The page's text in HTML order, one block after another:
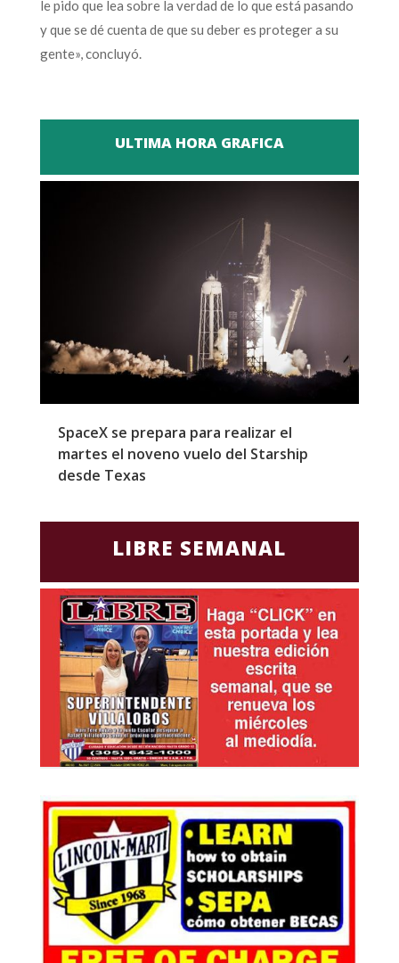
le pido que lea sobre la verdad de lo que está pasando
y que se dé cuenta de que su deber es proteger a su
gente», concluyó.
ULTIMA HORA GRAFICA
SpaceX se prepara para realizar el
martes el noveno vuelo del Starship
desde Texas
LIBRE SEMANAL